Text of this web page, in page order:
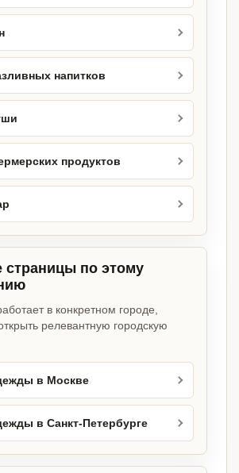
напитков
продуктов
страницы по этому
в конкретном городе,
релевантную городскую
в Москве
в Санкт-Петербурге